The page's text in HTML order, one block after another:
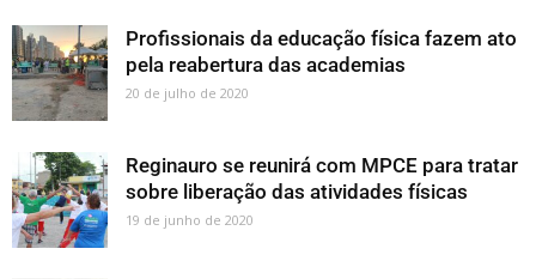
Profissionais da educação física fazem ato
pela reabertura das academias
20 de julho de 2020
Reginauro se reunirá com MPCE para tratar
sobre liberação das atividades físicas
19 de junho de 2020